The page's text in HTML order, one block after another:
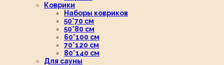
Коврики
Наборы ковриков
50*70 см
50*80 см
60*100 см
70*120 см
80*140 см
Для сауны